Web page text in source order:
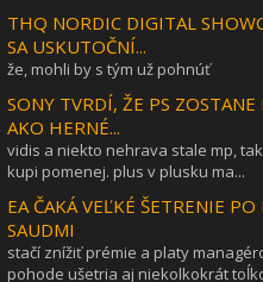
THQ NORDIC DIGITAL
SA USKUTOČNÍ...
že, mohli by s tým už pohnúť
SONY TVRDÍ, ŽE PS ZOSTANE
AKO HERNÉ...
vidis a niekto nehrava stale mp,
kupi pomenej. plus v plusku ma...
EA ČAKÁ VEĽKÉ ŠETRENIE
SAUDMI
stačí znížiť prémie a platy
pohode ušetria aj niekolkokrát